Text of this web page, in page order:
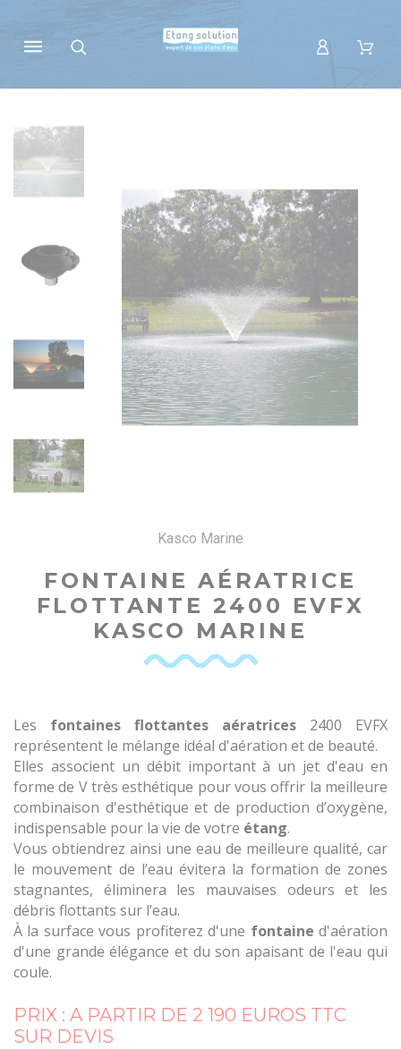
Kasco Marine
FONTAINE AÉRATRICE
FLOTTANTE 2400 EVFX
KASCO MARINE
Les fontaines flottantes aératrices 2400 EVFX
représentent le mélange idéal d'aération et de beauté.
Elles associent un débit important à un jet d'eau en
forme de V très esthétique pour vous offrir la meilleure
combinaison d'esthétique et de production d’oxygène,
indispensable pour la vie de votre étang.
Vous obtiendrez ainsi une eau de meilleure qualité, car
le mouvement de l’eau évitera la formation de zones
stagnantes, éliminera les mauvaises odeurs et les
débris flottants sur l’eau.
À la surface vous profiterez d'une fontaine d'aération
d'une grande élégance et du son apaisant de l'eau qui
coule.
PRIX : A PARTIR DE 2 190 EUROS TTC
SUR DEVIS